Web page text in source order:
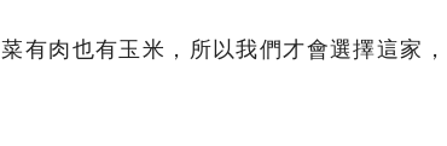
有肉也有玉米，所以我們才會選擇這家，